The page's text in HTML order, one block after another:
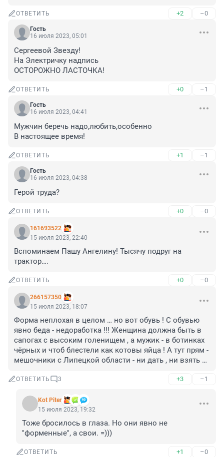
ОТВЕТИТЬ +2 –0
Гость
16 июля 2023, 05:01
Сергеевой Звезду!
На Электричку надпись
ОСТОРОЖНО ЛАСТОЧКА!
ОТВЕТИТЬ +0 –1
Гость
16 июля 2023, 04:41
Мужчин беречь надо,любить,особенно
В настоящее время!
ОТВЕТИТЬ +1 –1
Гость
16 июля 2023, 04:38
Герой труда?
ОТВЕТИТЬ +0 –0
161693522
15 июля 2023, 22:40
Вспоминаем Пашу Ангелину! Тысячу подруг на
трактор….
ОТВЕТИТЬ +0 –0
266157350
15 июля 2023, 18:07
Форма неплохая в целом … но вот обувь ! С обувью
явно беда - недоработка !!! Женщина должна быть в
сапогах с высоким голенищем , а мужик - в ботинках
чёрных и чтоб блестели как котовы яйца ! А тут прям -
мешочники с Липецкой области - ни дать , ни взять …
ОТВЕТИТЬ 3 +3 –1
Kot Piter
15 июля 2023, 19:32
Тоже бросилось в глаза. Но они явно не
"форменные", а свои. =)))
ОТВЕТИТЬ +1 –0